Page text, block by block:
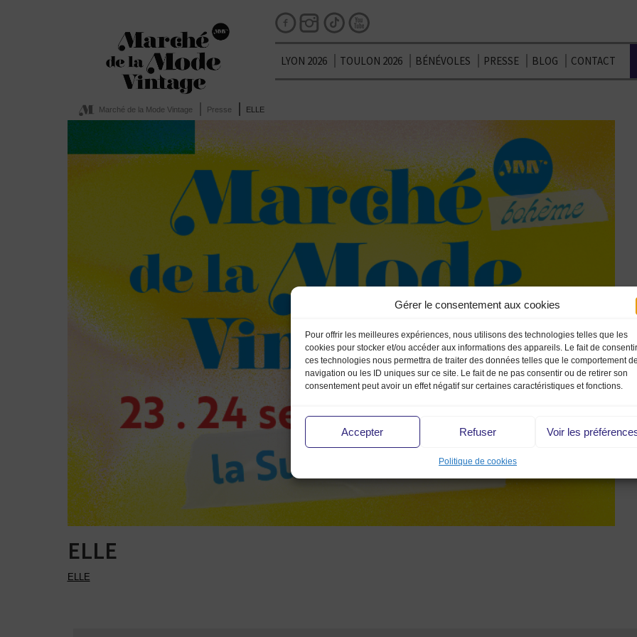
Gérer le consentement aux cookies
Pour offrir les meilleures expériences, nous utilisons des technologies telles que les
cookies pour stocker et/ou accéder aux informations des appareils. Le fait de
ces technologies nous permettra de traiter des données telles que le comportement de
navigation ou les ID uniques sur ce site. Le fait de ne pas consentir ou de retirer son
consentement peut avoir un effet négatif sur certaines caractéristiques et fonctions.
Accepter Refuser Voir les
Politique de cookies
LYON 2026 TOULON 2026 BÉNÉVOLES PRESSE BLOG CONTACT
Marché de la Mode Vintage Presse ELLE
ELLE
ELLE